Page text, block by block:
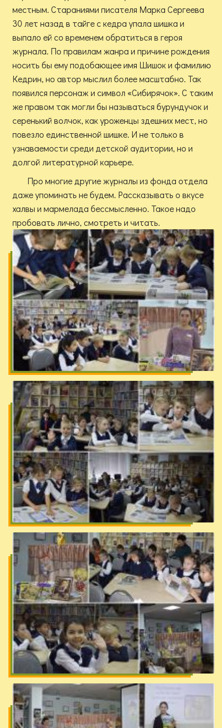
местным. Стараниями писателя Марка Сергеева
30 лет назад в тайге с кедра упала шишка и
выпало ей со временем обратиться в героя
журнала. По правилам жанра и причине рождения
носить бы ему подобающее имя Шишок и фамилию
Кедрин, но автор мыслил более масштабно. Так
появился персонаж и символ «Сибирячок». С таким
же правом так могли бы называться бурундучок и
серенький волчок, как уроженцы здешних мест, но
повезло единственной шишке. И не только в
узнаваемости среди детской аудитории, но и
долгой литературной карьере.
Про многие другие журналы из фонда отдела
даже упоминать не будем. Рассказывать о вкусе
халвы и мармелада бессмысленно. Такое надо
пробовать лично, смотреть и читать.